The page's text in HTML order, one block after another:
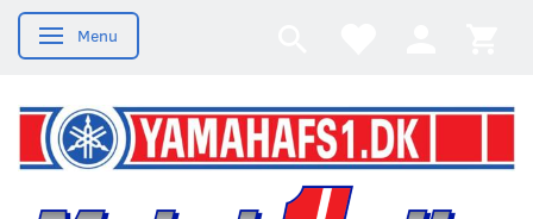
Skifte navigation
Menu